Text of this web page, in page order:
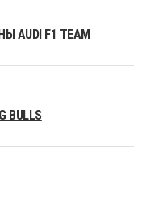
AUDI F1 TEAM
BULLS